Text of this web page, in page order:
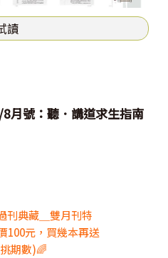
讀
月號：聽．講道求生指南
刊典藏＿雙月刊特
100元，買幾本再送
期數)🌈